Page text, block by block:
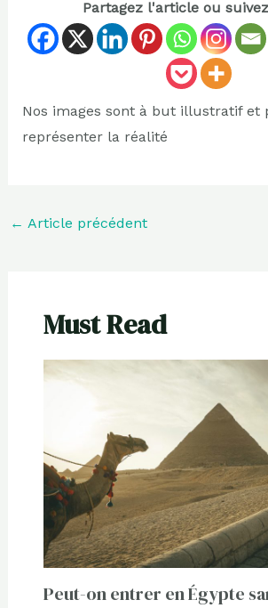
Partagez l'article ou
Nos images sont à but illustratif et
représenter la réalité
← Article précédent
Must Read
Peut-on entrer en Égypte